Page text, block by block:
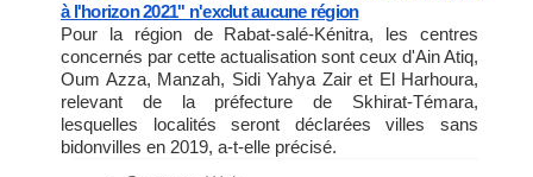
à l'horizon 2021'' n'exclut aucune région
Pour la région de Rabat-salé-Kénitra, les centres
concernés par cette actualisation sont ceux d'Ain Atiq,
Oum Azza, Manzah, Sidi Yahya Zair et El Harhoura,
relevant de la préfecture de Skhirat-Témara,
lesquelles localités seront déclarées villes sans
bidonvilles en 2019, a-t-elle précisé.